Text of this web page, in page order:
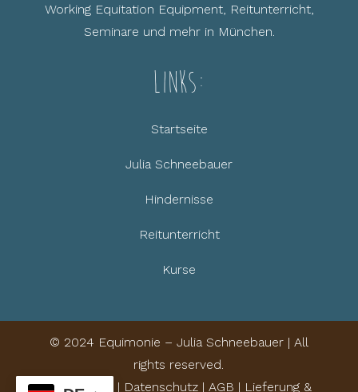
Working Equitation Equipment, Reitunterricht,
Seminare und mehr in München.
Links:
Startseite
Julia Schneebauer
Hindernisse
Reitunterricht
Kurse
© 2024 Equimonie – Julia Schneebauer | All
rights reserved.
Impressum
| Datenschutz | AGB | Lieferung &